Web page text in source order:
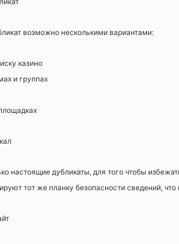
возможно несколькими вариантами:
казино
и группах
настоящие дубликаты, для того чтобы
тот же планку безопасности сведений, что